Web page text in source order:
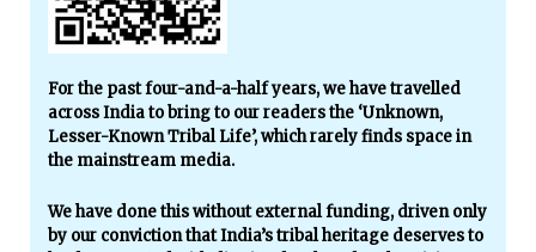
For the past four-and-a-half years, we have travelled
across India to bring to our readers the ‘Unknown,
Lesser-Known Tribal Life’, which rarely finds space in
the mainstream media.
We have done this without external funding, driven only
by our conviction that India’s tribal heritage deserves to